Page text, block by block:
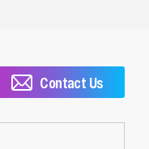
Contact Us